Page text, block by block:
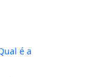
é a